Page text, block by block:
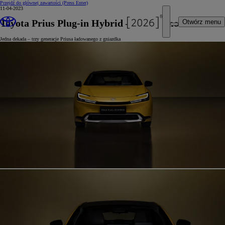
Przejdź do głównej zawartości (Press Enter)
Otwórz menu
11-04-2023
Toyota Prius Plug-in Hybrid – rozwój modelu
Jedna dekada – trzy generacje Priusa ładowanego z gniazdka